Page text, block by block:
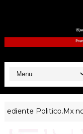
Politico.Mx no. 122